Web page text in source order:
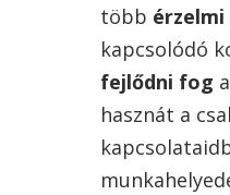
több
kapcsolódó
fejlődni fog
hasznát a